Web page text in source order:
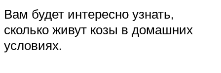
Вам будет интересно узнать,
сколько живут козы в домашних
условиях.